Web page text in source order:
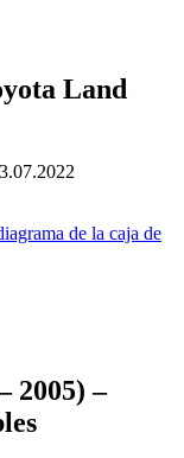
Land
de la caja de
2005) –